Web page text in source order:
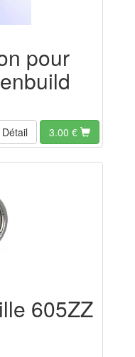
pour
Détail 3.00 €
605ZZ